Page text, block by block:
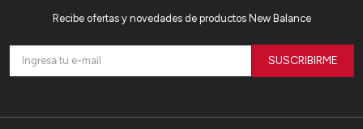
Recibe ofertas y novedades de productos New Balance
SUSCRIBIRME